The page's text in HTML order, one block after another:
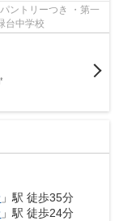
ントリーつき ・第一
台中学校
」駅 徒歩35分
」駅 徒歩24分